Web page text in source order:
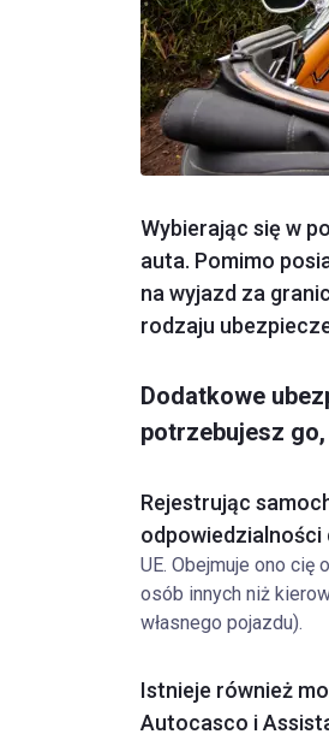
Wybierając się w
auta. Pomimo
na wyjazd za
rodzaju
Dodatkowe
potrzebujesz
Rejestrując
odpowiedzialności
UE. Obejmuje ono
osób innych niż
własnego pojazdu).
Istnieje również
Autocasco i